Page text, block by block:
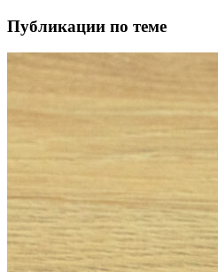
Публикации по теме